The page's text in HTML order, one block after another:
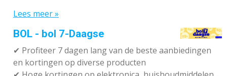
Lees meer »
BOL - bol 7-Daagse
✔ Profiteer 7 dagen lang van de beste aanbiedingen
en kortingen op diverse producten